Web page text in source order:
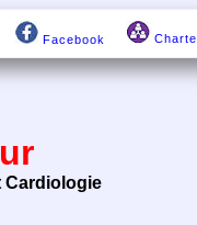
Facebook Charte
Cardiologie